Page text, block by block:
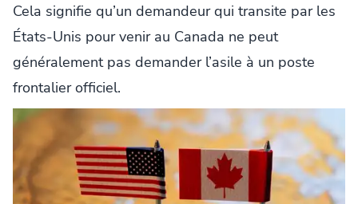
Cela signifie qu’un demandeur qui transite par les
États-Unis pour venir au Canada ne peut
généralement pas demander l’asile à un poste
frontalier officiel.